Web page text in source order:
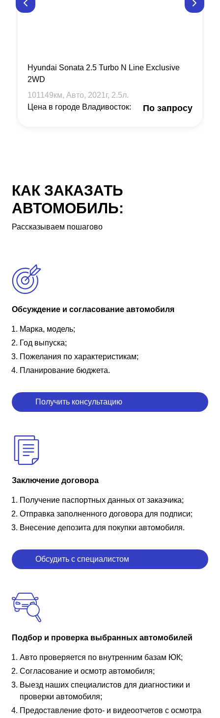
Hyundai Sonata 2.5 Turbo N Line Exclusive
2WD
101149км, Авто, 2021 г, 2.5л.
Цена в городе Владивосток:
По запросу
КАК ЗАКАЗАТЬ
АВТОМОБИЛЬ:
Рассказываем пошагово
Обсуждение и согласование автомобиля
Марка, модель;
Год выпуска;
Пожелания по характеристикам;
Планирование бюджета.
Получить консультацию
Заключение договора
Получение паспортных данных от заказчика;
Отправка заполненного договора для подписи;
Внесение депозита для покупки автомобиля.
Обсудить с специалистом
Подбор и проверка выбранных автомобилей
Авто проверяется по внутренним базам ЮК;
Согласование и осмотр автомобиля;
Выезд наших специалистов для диагностики и
проверки автомобиля;
Предоставление фото- и видеоотчетов с осмотра